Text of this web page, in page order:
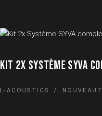
KIT 2X SYSTÈME SYVA
L-ACOUSTICS